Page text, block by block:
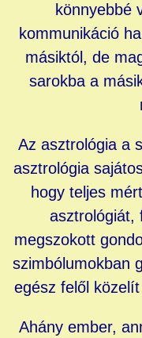
könnyebbé
kommunikáció
másiktól, de
sarokba a
Az asztrológia a
asztrológia
hogy teljes
asztrológiát,
megszokott
szimbólumokban
egész felől
Ahány ember,